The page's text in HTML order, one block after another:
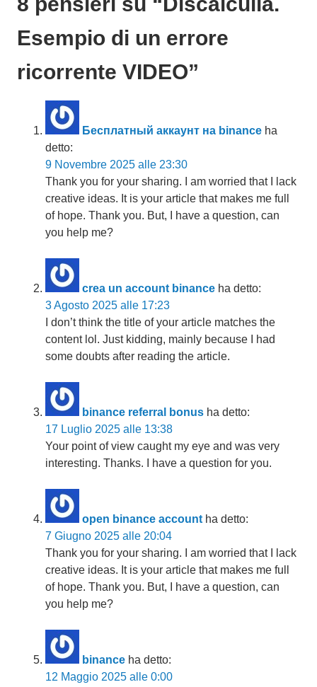
Esempio di un errore
ricorrente VIDEO”
Бесплатный аккаунт на binance ha
detto:
9 Novembre 2025 alle 23:30
Thank you for your sharing. I am worried that I lack
creative ideas. It is your article that makes me full
of hope. Thank you. But, I have a question, can
you help me?
crea un account binance ha detto:
3 Agosto 2025 alle 17:23
I don’t think the title of your article matches the
content lol. Just kidding, mainly because I had
some doubts after reading the article.
binance referral bonus ha detto:
17 Luglio 2025 alle 13:38
Your point of view caught my eye and was very
interesting. Thanks. I have a question for you.
open binance account ha detto:
7 Giugno 2025 alle 20:04
Thank you for your sharing. I am worried that I lack
creative ideas. It is your article that makes me full
of hope. Thank you. But, I have a question, can
you help me?
binance ha detto:
12 Maggio 2025 alle 0:00